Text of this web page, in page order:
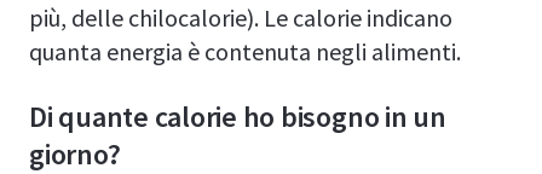
più, delle chilocalorie). Le calorie indicano
quanta energia è contenuta negli alimenti.
Di quante calorie ho bisogno in un
giorno?